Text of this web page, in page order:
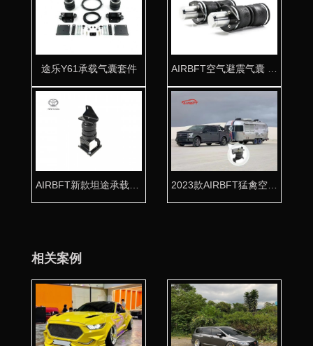
途乐Y61承载气囊套件
相关案例